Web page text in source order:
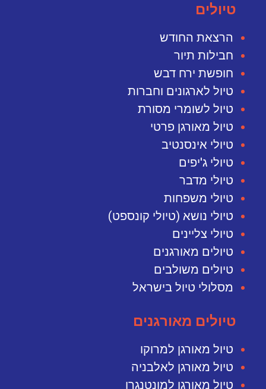
טיולים
הרצאת החודש
חבילות תיור
חופשת ירח דבש
טיול לארגונים וחברות
טיול לשומרי מסורת
טיול מאורגן פרטי
טיולי אינסנטיב
טיולי ג'יפים
טיולי מדבר
טיולי משפחות
טיולי נושא (טיולי קונספט)
טיולי צליינים
טיולים מאורגנים
טיולים משולבים
מסלולי טיול בישראל
טיולים מאורגנים
טיול מאורגן למרוקו
טיול מאורגן לאלבניה
טיול מאורגן למונטנגרו